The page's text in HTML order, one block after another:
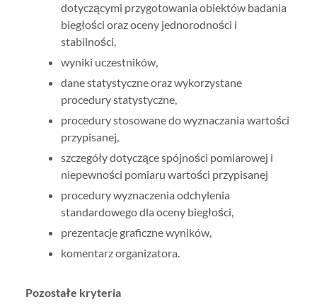
dotyczącymi przygotowania obiektów badania
biegłości oraz oceny jednorodności i
stabilności,
wyniki uczestników,
dane statystyczne oraz wykorzystane
procedury statystyczne,
procedury stosowane do wyznaczania wartości
przypisanej,
szczegóły dotyczące spójności pomiarowej i
niepewności pomiaru wartości przypisanej
procedury wyznaczenia odchylenia
standardowego dla oceny biegłości,
prezentacje graficzne wyników,
komentarz organizatora.
Pozostałe kryteria